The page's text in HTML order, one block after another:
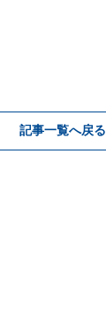
記事一覧へ戻る